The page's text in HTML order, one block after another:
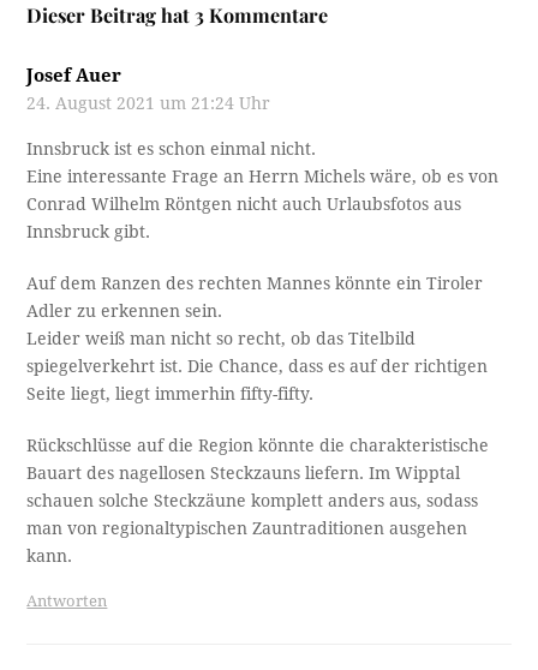
Dieser Beitrag hat 3 Kommentare
Josef Auer
24. August 2021 um 21:24 Uhr
Innsbruck ist es schon einmal nicht.
Eine interessante Frage an Herrn Michels wäre, ob es von
Conrad Wilhelm Röntgen nicht auch Urlaubsfotos aus
Innsbruck gibt.
Auf dem Ranzen des rechten Mannes könnte ein Tiroler
Adler zu erkennen sein.
Leider weiß man nicht so recht, ob das Titelbild
spiegelverkehrt ist. Die Chance, dass es auf der richtigen
Seite liegt, liegt immerhin fifty-fifty.
Rückschlüsse auf die Region könnte die charakteristische
Bauart des nagellosen Steckzauns liefern. Im Wipptal
schauen solche Steckzäune komplett anders aus, sodass
man von regionaltypischen Zauntraditionen ausgehen
kann.
Antworten